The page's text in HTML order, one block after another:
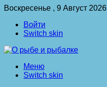
Воскресенье , 9 Август 2026
Войти
Switch skin
Меню
Switch skin